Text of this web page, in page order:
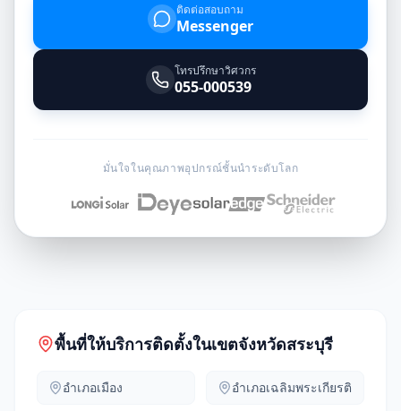
ติดต่อสอบถาม
Messenger
โทรปรึกษาวิศวกร
055-000539
มั่นใจในคุณภาพอุปกรณ์ชั้นนำระดับโลก
พื้นที่ให้บริการติดตั้งในเขตจังหวัดสระบุรี
อำเภอเมือง อำเภอเฉลิมพระเกียรติ